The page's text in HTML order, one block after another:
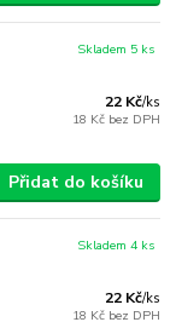
22 Kč/ks
18 Kč bez DPH
Skladem 5 ks
Přidat do košíku
22 Kč/ks
18 Kč bez DPH
Skladem 4 ks